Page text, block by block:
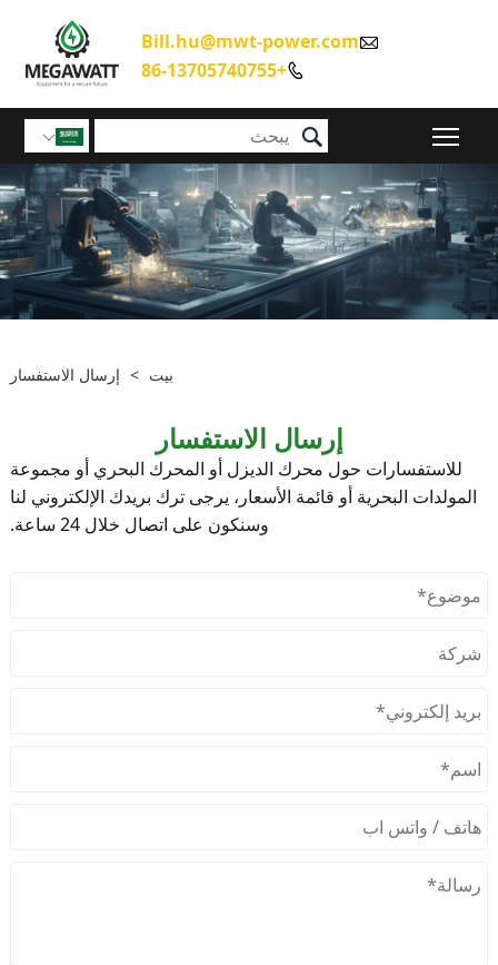

Bill.hu@mwt-power.com

+86-13705740755
 
تبديل رؤية القائمة الرئيسية
بيت > إرسال الاستفسار
إرسال الاستفسار
للاستفسارات حول محرك الديزل أو المحرك البحري أو مجموعة
المولدات البحرية أو قائمة الأسعار، يرجى ترك بريدك الإلكتروني لنا
وسنكون على اتصال خلال 24 ساعة.